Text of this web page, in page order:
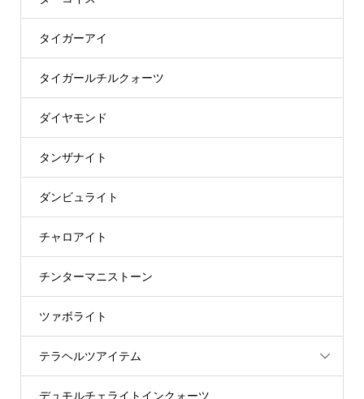
タイガーアイ
タイガールチルクォーツ
ダイヤモンド
タンザナイト
ダンビュライト
チャロアイト
チンターマニストーン
ツァボライト
テラヘルツアイテム
デュモルチェライトインクォーツ